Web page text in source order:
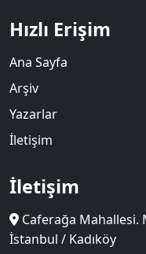
Hızlı Erişim
Ana Sayfa
Arşiv
Yazarlar
İletişim
İletişim
Caferağa Mahallesi.
İstanbul / Kadıköy